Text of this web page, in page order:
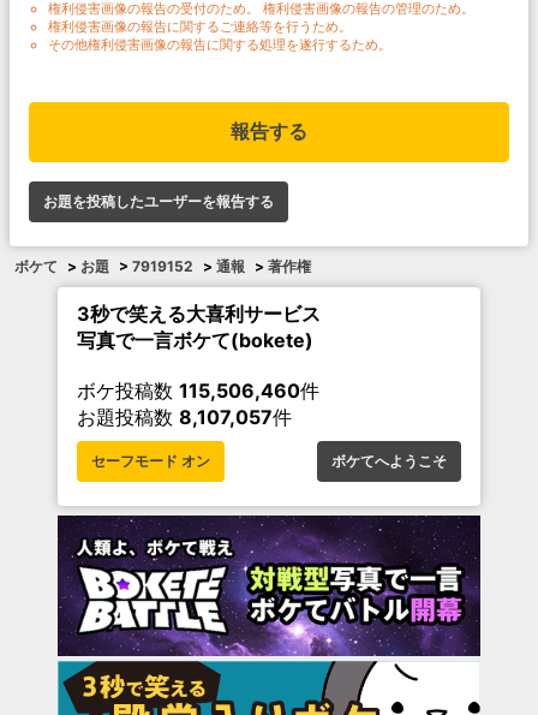
権利侵害画像の報告の受付のため。 権利侵害画像の報告の管理のため。
権利侵害画像の報告に関するご連絡等を行うため。
その他権利侵害画像の報告に関する処理を遂行するため。
報告する
お題を投稿したユーザーを報告する
ボケて > お題 > 7919152 > 通報 > 著作権
3秒で笑える大喜利サービス
写真で一言ボケて(bokete)
ボケ投稿数 115,506,460件
お題投稿数 8,107,057件
セーフモード オン ボケてへようこそ